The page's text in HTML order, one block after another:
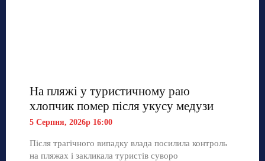
На пляжі у туристичному раю
хлопчик помер після укусу медузи
5 Серпня, 2026р 16:00
Після трагічного випадку влада посилила контроль
на пляжах і закликала туристів суворо